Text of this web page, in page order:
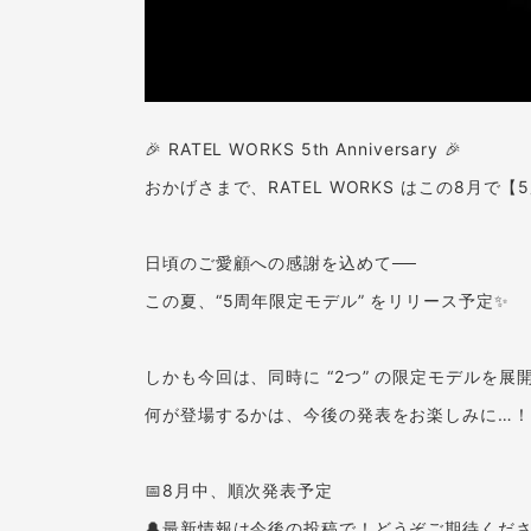
🎉 RATEL WORKS 5th Anniversary 🎉
おかげさまで、RATEL WORKS はこの8月で【5
日頃のご愛顧への感謝を込めて──
この夏、“5周年限定モデル” をリリース予定✨
しかも今回は、同時に “2つ” の限定モデルを展
何が登場するかは、今後の発表をお楽しみに…！
📅8月中、順次発表予定